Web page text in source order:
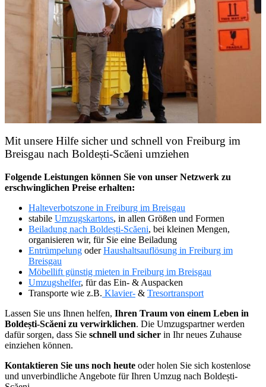
Mit unsere Hilfe sicher und schnell von Freiburg im
Breisgau nach Boldești-Scăeni umziehen
Folgende Leistungen können Sie von unser Netzwerk zu
erschwinglichen Preise erhalten:
Halteverbotszone in Freiburg im Breisgau
stabile Umzugskartons, in allen Größen und Formen
Beiladung nach Boldești-Scăeni, bei kleinen Mengen,
organisieren wir, für Sie eine Beiladung
Entrümpelung oderHaushaltsauflösung in Freiburg im
Breisgau
Möbellift günstig mieten in Freiburg im Breisgau
Umzugshelfer, für das Ein- & Auspacken
Transporte wie z.B. Klavier- & Tresortransport
Lassen Sie uns Ihnen helfen, Ihren Traum von einem Leben in
Boldești-Scăeni zu verwirklichen. Die Umzugspartner werden
dafür sorgen, dass Sie schnell und sicher in Ihr neues Zuhause
einziehen können.
Kontaktieren Sie uns noch heute oder holen Sie sich kostenlose
und unverbindliche Angebote für Ihren Umzug nach Boldești-